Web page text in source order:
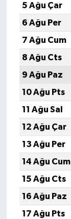
5 Ağu Çar
6 Ağu Per
7 Ağu Cum
8 Ağu Cts
9 Ağu Paz
10 Ağu Pts
11 Ağu Sal
12 Ağu Çar
13 Ağu Per
14 Ağu Cum
15 Ağu Cts
16 Ağu Paz
17 Ağu Pts